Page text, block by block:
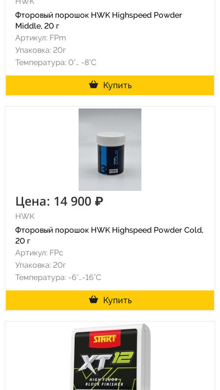
Фторовый порошок HWK Highspeed Powder
Middle, 20 г
Артикул: FPm
Упаковка: 20г
Температура: 0°… -8°С
Купить
Цена: 14 900 ₽
HWK
Фторовый порошок HWK Highspeed Powder Cold,
20 г
Артикул: FPc
Упаковка: 20г
Температура: -6°…-16°C
Купить